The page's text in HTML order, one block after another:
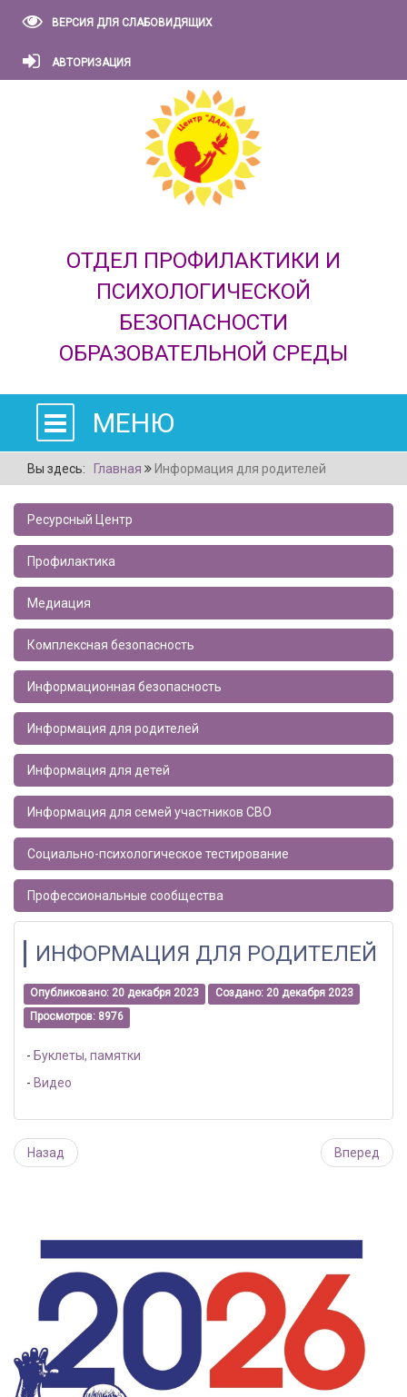
ВЕРСИЯ ДЛЯ СЛАБОВИДЯЩИХ
АВТОРИЗАЦИЯ
ОТДЕЛ ПРОФИЛАКТИКИ И
ПСИХОЛОГИЧЕСКОЙ
БЕЗОПАСНОСТИ
ОБРАЗОВАТЕЛЬНОЙ СРЕДЫ
МЕНЮ
Вы здесь: Главная Информация для родителей
Ресурсный Центр
Профилактика
Медиация
Комплексная безопасность
Информационная безопасность
Информация для родителей
Информация для детей
Информация для семей участников СВО
Социально-психологическое тестирование
Профессиональные сообщества
ИНФОРМАЦИЯ ДЛЯ РОДИТЕЛЕЙ
Опубликовано: 20 декабря 2023
Создано: 20 декабря 2023
Просмотров: 8976
- Буклеты, памятки
- Видео
Назад Вперед